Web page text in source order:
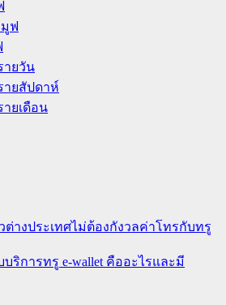
ฟ
ายวัน
ายสัปดาห์
ายเดือน
ต่างประเทศไม่ต้องกังวลค่าโทรกับทรู
ริการทรู e-wallet คืออะไรและมี